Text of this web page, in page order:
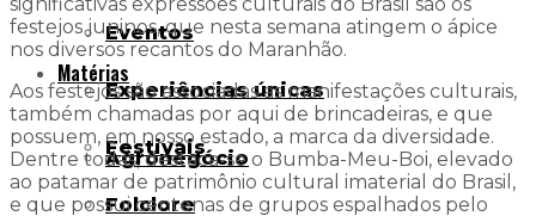
Eventos
Experiências únicas
Festivais
Folclore
Matérias
Agronegócio
festejos juninos, que nesta semana atingem o ápice
nos diversos recantos do Maranhão.
Aos festejos são associadas as manifestações culturais,
também chamadas por aqui de brincadeiras, e que
possuem, em nosso estado, a marca da diversidade.
Dentre todas, destaca-se o Bumba-Meu-Boi, elevado
ao patamar de patrimônio cultural imaterial do Brasil,
e que possui centenas de grupos espalhados pelo